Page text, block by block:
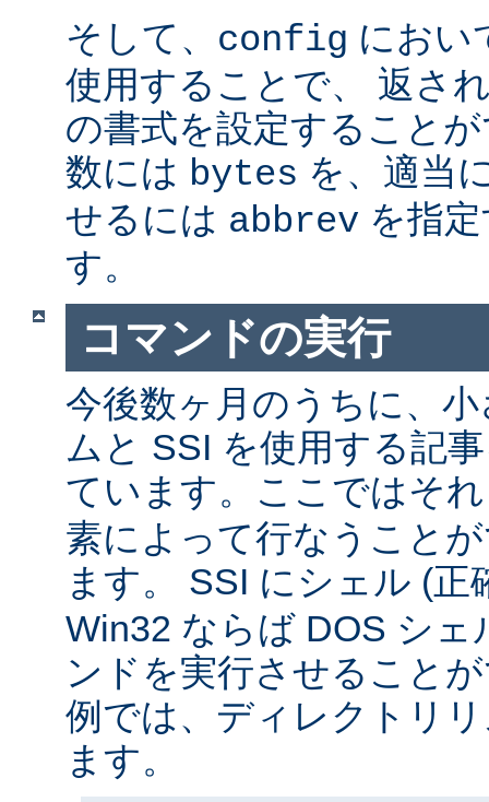
そして、 config にお
使用することで、 返さ
の書式を設定すること
数には bytes を、適当
せるには abbrev を指
す。
コマンドの実行
今後数ヶ月のうちに、
ムと SSI を使用する記
ています。ここではそ
素によって行なうこと
ます。 SSI にシェル (
Win32 ならば DOS シェ
ンドを実行させること
例では、ディレクトリ
ます。